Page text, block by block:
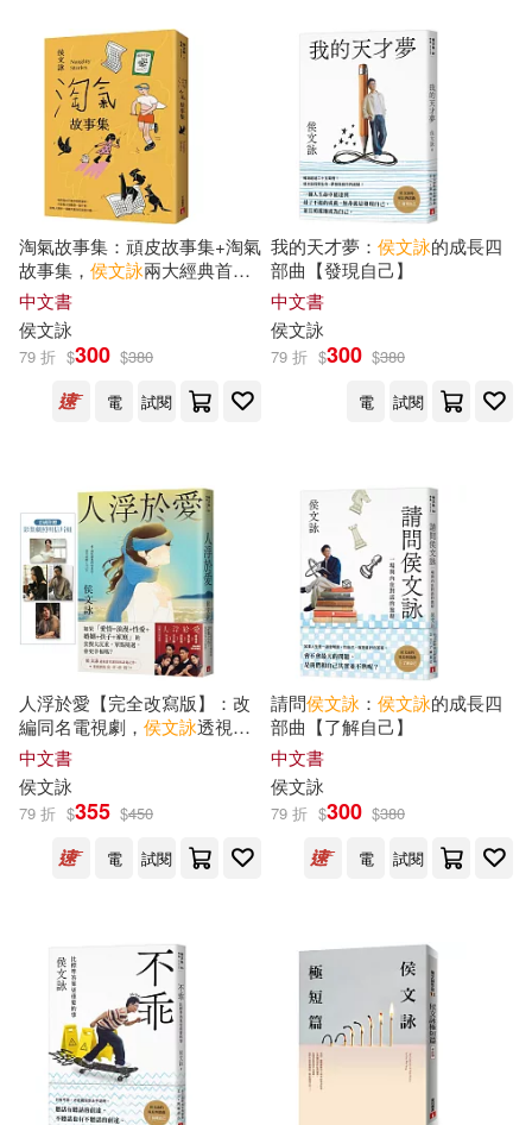
小野、侯文詠等(1)
林太乙(1)
王鼎鈞、侯文詠、張曉風、簡媜...
琦君(1) 陳幸蕙(1)
黃勝雄(1) 黃達夫(1)
出版社 (可複選)
皇冠(82)
新星出版社(4) 九歌(3)
健行(3) 希代(2)
北京十月文藝出版社(1)
圓神(1) 天下文化(1)
幼獅文化(1)
湖南文藝出版社(1)
臺灣商務(1) 華文出版社(1)
親子天下(1) 鑫濤(1)
展開
配送方式 (可複選)
可海外宅配(79)
可港澳店取(78)
可新加坡店取(79)
可菲律賓店取(79)
電子書 (可複選)
適合手機平板閱讀(21)
淘氣故事集：頑皮故事集+淘氣
故事集， 侯文詠兩大經典首度
合訂，雙倍純真回歸!【歡樂加
倍合訂版】
中文書
侯文詠
79 折 $300 $380
電
試閱
我的天才夢： 侯文詠的成長四
部曲【發現自己】
中文書
侯文詠
79 折 $300 $380
電
試閱
人浮於愛【完全改寫版】：改
編同名電視劇， 侯文詠透視當
代愛情的話題之作。首刷附贈
「影集劇照明信片組」!
中文書
侯文詠
79 折 $355 $450
電
試閱
請問侯文詠 ： 侯文詠的成長四
部曲【了解自己】
中文書
侯文詠
79 折 $300 $380
電
試閱